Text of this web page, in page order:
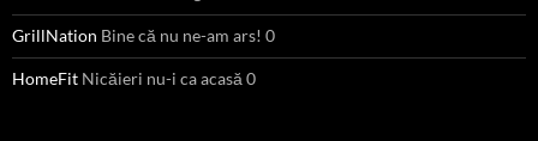
GrillNation Bine că nu ne-am ars! 0
HomeFit Nicăieri nu-i ca acasă 0